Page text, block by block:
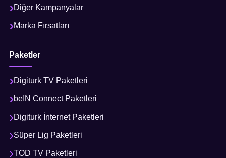
Diğer Kampanyalar
Marka Fırsatları
Paketler
Digiturk TV Paketleri
beIN Connect Paketleri
Digiturk İnternet Paketleri
Süper Lig Paketleri
TOD TV Paketleri